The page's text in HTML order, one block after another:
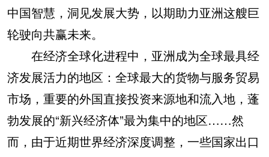
中国智慧，洞见发展大势，以期助力亚洲这艘巨
轮驶向共赢未来。
在经济全球化进程中，亚洲成为全球最具经
济发展活力的地区：全球最大的货物与服务贸易
市场，重要的外国直接投资来源地和流入地，蓬
勃发展的“新兴经济体”最为集中的地区……然
而，由于近期世界经济深度调整，一些国家出口